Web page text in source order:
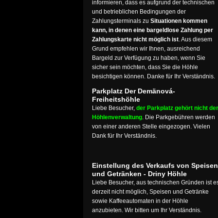
informieren, dass es aufgrund der technischen
und betrieblichen Bedingungen der
Zahlungsterminals zu Situationen kommen
kann, in denen eine bargeldlose Zahlung per
Zahlungskarte nicht möglich ist. Aus diesem
Grund empfehlen wir Ihnen, ausreichend
Bargeld zur Verfügung zu haben, wenn Sie
sicher sein möchten, dass Sie die Höhle
besichtigen können. Danke für Ihr Verständnis.
Parkplatz Der Demänová-
Freiheitshöhle
Liebe Besucher, der Parkplatz gehört nicht der
Höhlenverwaltung. Die Parkgebühren werden
von einer anderen Stelle eingezogen. Vielen
Dank für Ihr Verständnis.
Einstellung des Verkaufs von Speisen
und Getränken - Driny Höhle
Liebe Besucher, aus technischen Gründen ist
derzeit nicht möglich, Speisen und Getränke
sowie Kaffeeautomaten in der Höhle
anzubieten. Wir bitten um Ihr Verständnis.